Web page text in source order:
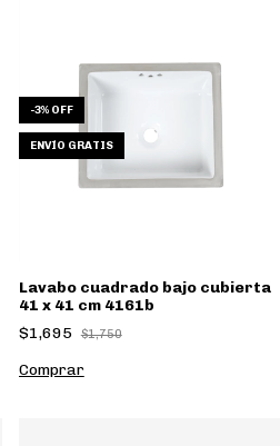
-3% OFF
ENVÍO GRATIS
Lavabo cuadrado bajo cubierta
41 x 41 cm 4161b
$1,695
$1,750